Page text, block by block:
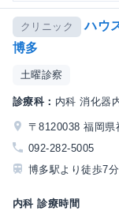
クリニック
ハウ
博多
土曜診察
診療科： 内科 消化器
〒8120038 福岡県
092-282-5005
博多駅より徒歩7
内科 診療時間